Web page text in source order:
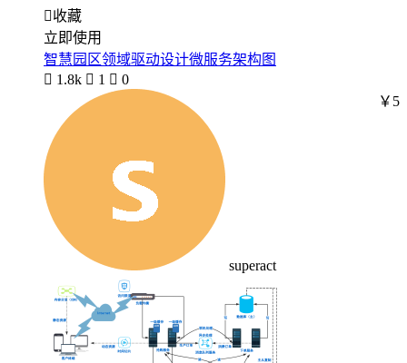
收藏
立即使用
智慧园区领域驱动设计微服务架构图
 1.8k  1  0
superact
￥5